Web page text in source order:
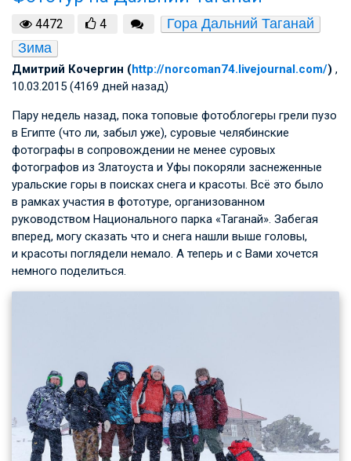
4472 4
Гора Дальний Таганай
Зима
Дмитрий Кочергин (http://norcoman74.livejournal.com/) ,
10.03.2015 (4169 дней назад)
Пару недель назад, пока топовые фотоблогеры грели пузо
в Египте (что ли, забыл уже), суровые челябинские
фотографы в сопровождении не менее суровых
фотографов из Златоуста и Уфы покоряли заснеженные
уральские горы в поисках снега и красоты. Всё это было
в рамках участия в фототуре, организованном
руководством Национального парка «Таганай». Забегая
вперед, могу сказать что и снега нашли выше головы,
и красоты поглядели немало. А теперь и с Вами хочется
немного поделиться.